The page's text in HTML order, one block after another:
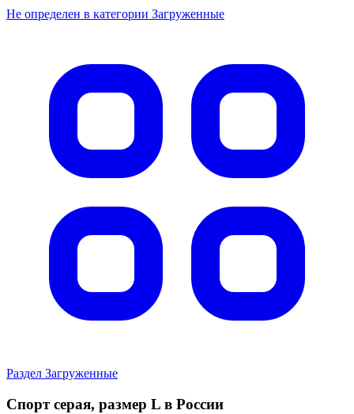
Не определен в категории Загруженные
Раздел Загруженные
Спорт серая, размер L в России